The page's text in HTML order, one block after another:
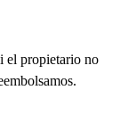
el propietario no